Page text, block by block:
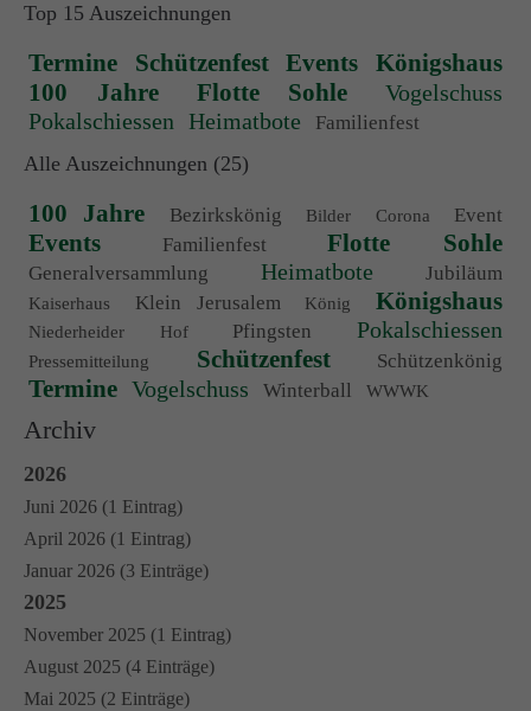
Top 15 Auszeichnungen
Termine Schützenfest Events
Königshaus
100 Jahre
Flotte Sohle
Vogelschuss
Pokalschiessen
Heimatbote Familienfest
Alle Auszeichnungen (25)
100 Jahre Bezirkskönig Bilder Corona Event
Events Familienfest Flotte Sohle
Generalversammlung Heimatbote Jubiläum
Kaiserhaus Klein Jerusalem König Königshaus
Niederheider Hof Pfingsten Pokalschiessen
Pressemitteilung Schützenfest Schützenkönig
Termine Vogelschuss Winterball WWWK
Archiv
2026
Juni 2026 (1 Eintrag)
April 2026 (1 Eintrag)
Januar 2026 (3 Einträge)
2025
November 2025 (1 Eintrag)
August 2025 (4 Einträge)
Mai 2025 (2 Einträge)